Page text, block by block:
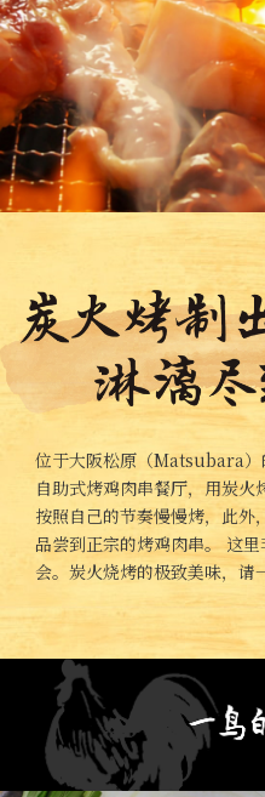
位于大阪松原（Matsubara
自助式烤鸡肉串餐厅，用炭
按照自己的节奏慢慢烤，此
品尝到正宗的烤鸡肉串。 这
会。炭火烧烤的极致美味，请